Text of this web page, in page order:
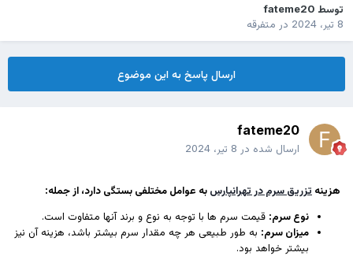
توسط fateme20
8 تیر، 2024
در متفرقه
ارسال پاسخ به این موضوع
fateme20
ارسال شده در 8 تیر، 2024
هزینه تزریق سرم در تهرانپارس به عوامل مختلفی بستگی دارد، از جمله:
نوع سرم:قیمت سرم ها با توجه به نوع و برند آنها متفاوت است.
میزان سرم:به طور طبیعی هر چه مقدار سرم بیشتر باشد، هزینه آن نیز
بیشتر خواهد بود.